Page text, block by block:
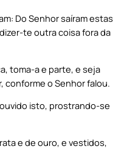
Do Senhor saíram estas
te outra coisa fora da
toma-a e parte, e seja
conforme o Senhor falou.
isto, prostrando-se
e de ouro, e vestidos,